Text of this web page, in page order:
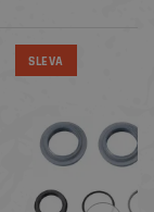
SLEVA